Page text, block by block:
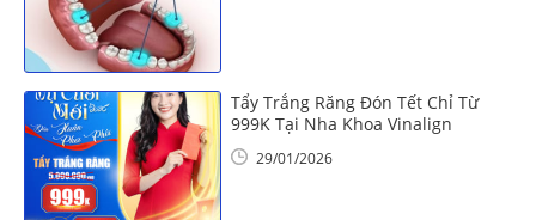
Tẩy Trắng Răng Đón Tết Chỉ Từ
999K Tại Nha Khoa Vinalign
29/01/2026